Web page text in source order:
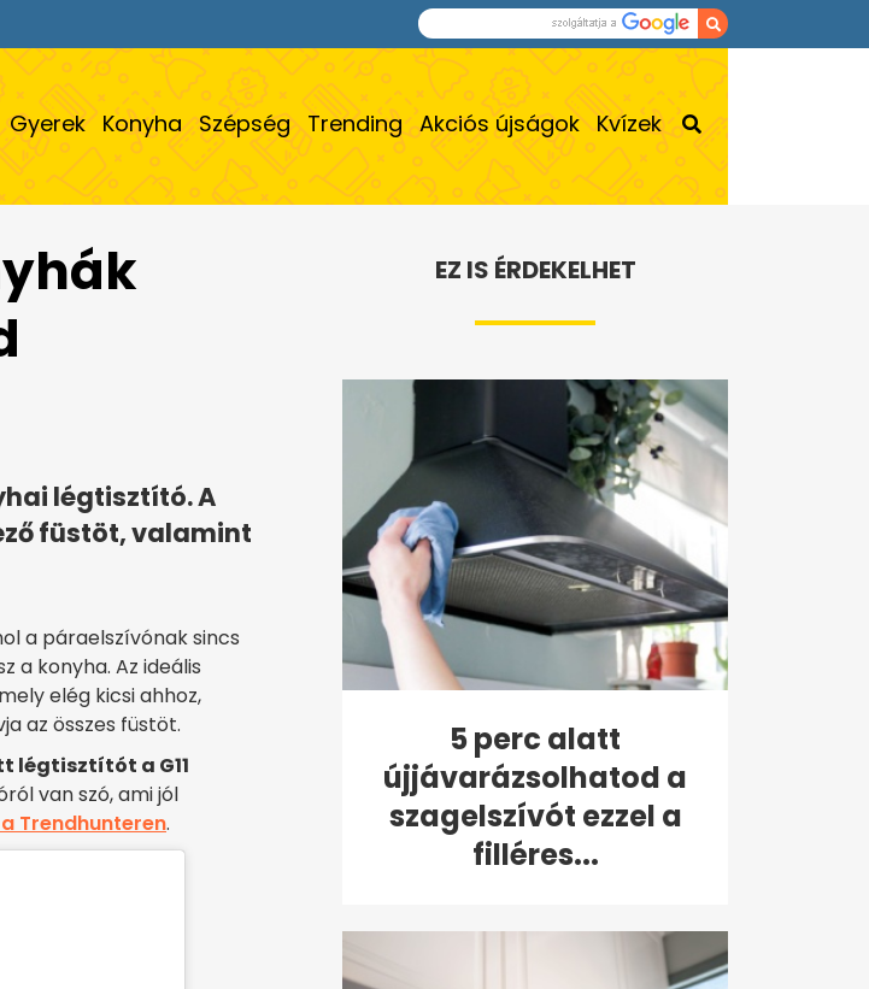
Gyerek Konyha Szépség Trending Akciós újságok Kvízek
légtisztító. A
füstöt, valamint
a páraelszívónak sincs
a konyha. Az ideális
elég kicsi ahhoz,
az összes füstöt.
légtisztítót a G11
van szó, ami jól
Trendhunteren.
EZ IS ÉRDEKELHET
5 perc alatt
újjávarázsolhatod a
szagelszívót ezzel a
filléres...